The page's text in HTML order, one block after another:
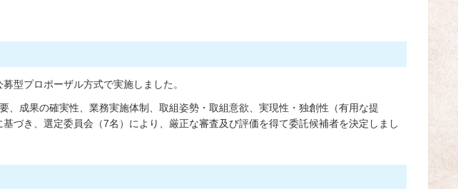
型プロポーザル方式で実施しました。
、成果の確実性、業務実施体制、取組姿勢・取組意欲、実現性・独創性（有用な提
づき、選定委員会（7名）により、厳正な審査及び評価を得て委託候補者を決定しまし